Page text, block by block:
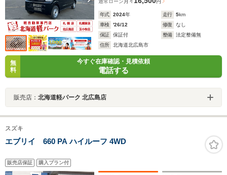
通常ローン 月々 円
年式 2024年 走行 5km
車検
'26/12 修復
なし
保証
保証付 整備
法定整備無
住所
北海道北広島市
無
料
今すぐ在庫確認・見積依頼
電話する
販売店： 北海道軽パーク 北広島店
スズキ
エブリイ 660 PA ハイルーフ 4WD
販売店保証 購入プラン付